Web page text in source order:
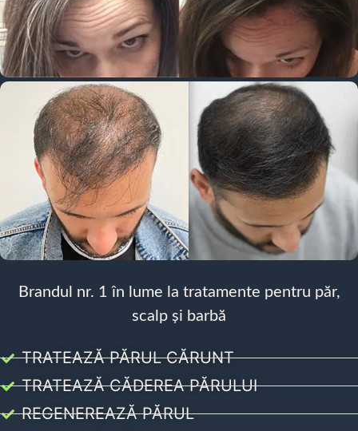
Brandul nr. 1 în lume la tratamente pentru păr,
scalp și barbă
TRATEAZĂ PĂRUL CĂRUNT
TRATEAZĂ CĂDEREA PĂRULUI
REGENEREAZĂ PĂRUL